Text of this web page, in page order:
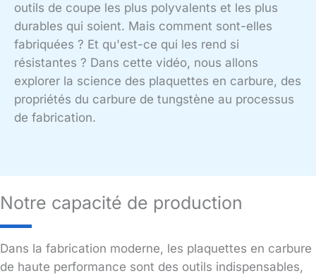
outils de coupe les plus polyvalents et les plus
durables qui soient. Mais comment sont-elles
fabriquées ? Et qu'est-ce qui les rend si
résistantes ? Dans cette vidéo, nous allons
explorer la science des plaquettes en carbure, des
propriétés du carbure de tungstène au processus
de fabrication.
Notre capacité de production
Dans la fabrication moderne, les plaquettes en carbure
de haute performance sont des outils indispensables,